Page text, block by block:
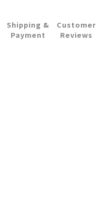
Shipping &
Payment
Customer
Reviews